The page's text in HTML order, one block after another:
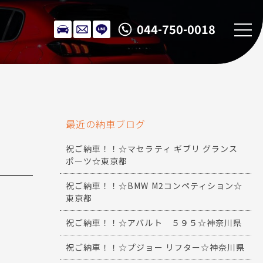
044-750-0018
最近の納車ブログ
祝ご納車！！☆マセラティ ギブリ グランス
ポーツ☆東京都
祝ご納車！！☆BMW M2コンペティション☆
東京都
祝ご納車！！☆アバルト ５９５☆神奈川県
祝ご納車！！☆プジョー リフター☆神奈川県